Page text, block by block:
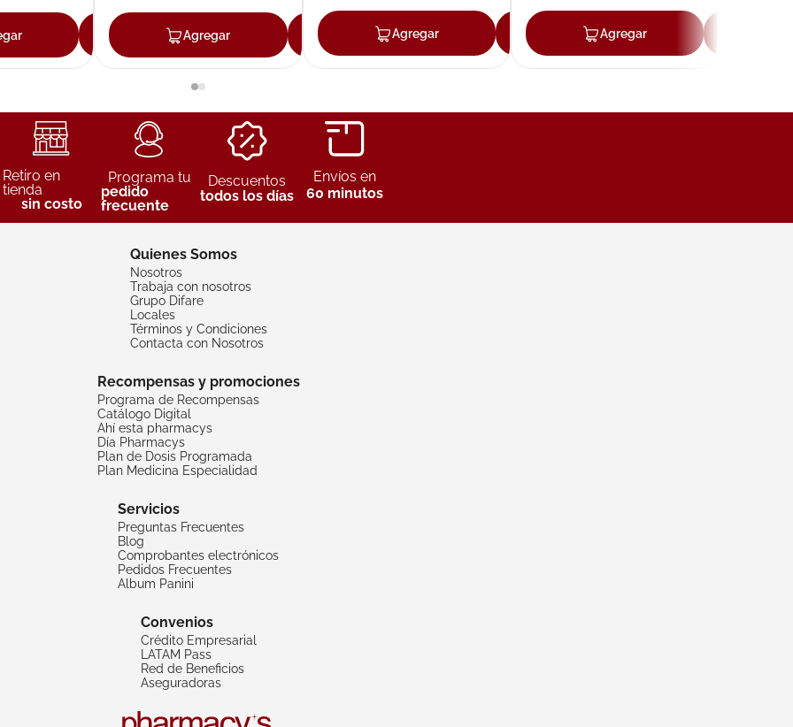
AgregarAgregar AgregarAgregar AgregarAgregar
Retiro en
tienda
sin costo
Programa tu
pedido
frecuente
Descuentos
todos los días
Envíos en
60 minutos
Quienes Somos
Nosotros
Trabaja con nosotros
Grupo Difare
Locales
Términos y Condiciones
Contacta con Nosotros
Recompensas y promociones
Programa de Recompensas
Catálogo Digital
Ahí esta pharmacys
Día Pharmacys
Plan de Dosis Programada
Plan Medicina Especialidad
Servicios
Preguntas Frecuentes
Blog
Comprobantes electrónicos
Pedidos Frecuentes
Album Panini
Convenios
Crédito Empresarial
LATAM Pass
Red de Beneficios
Aseguradoras